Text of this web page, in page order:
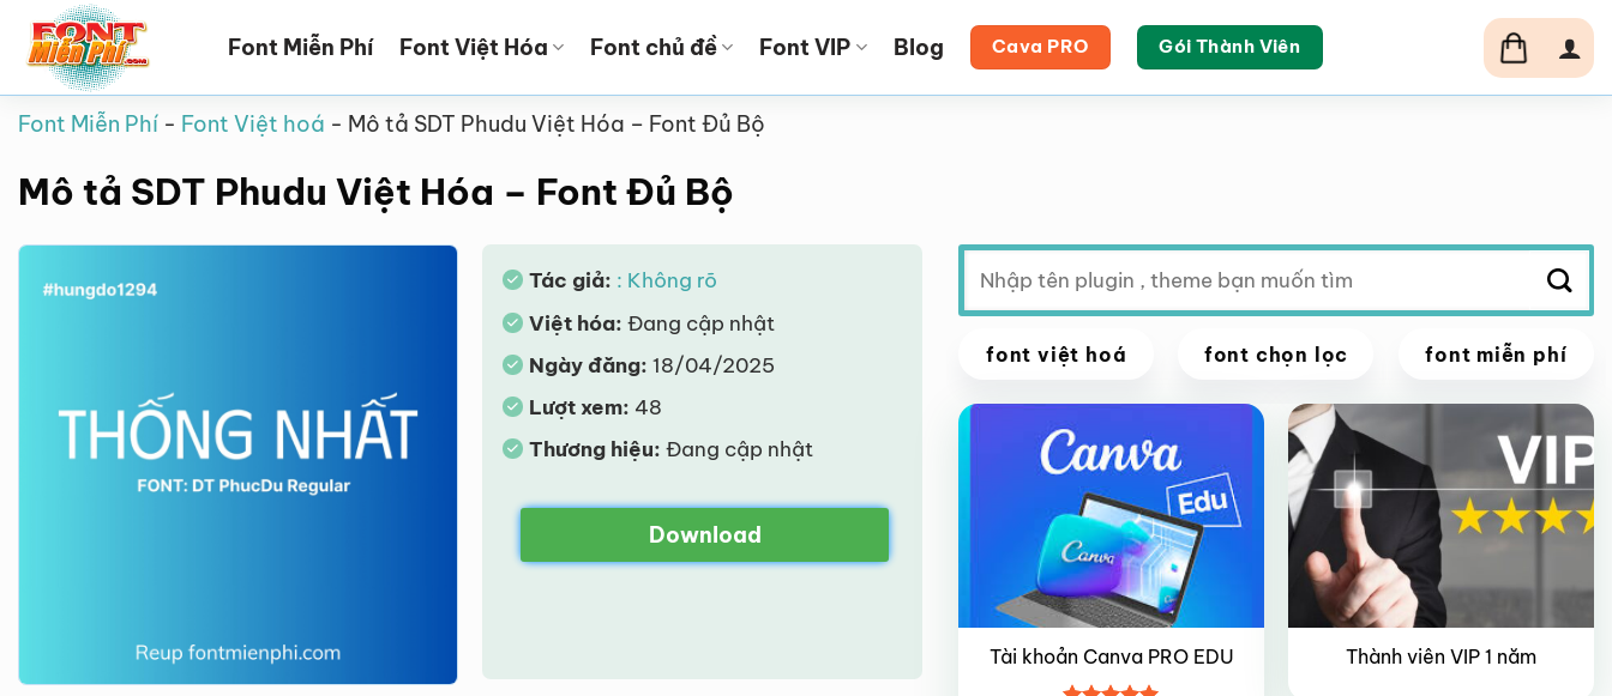
qua
dung
Font Miễn Phí Font Việt Hóa Font chủ đề Font VIP Blog Cava PRO Gói Thành Viên
Font Miễn Phí - Font Việt hoá - Mô tả SDT Phudu Việt Hóa – Font Đủ Bộ
Mô tả SDT Phudu Việt Hóa – Font Đủ Bộ
Tác giả: : Không rõ
Việt hóa: Đang cập nhật
Ngày đăng: 18/04/2025
Lượt xem: 48
Thương hiệu: Đang cập nhật
Download
Tìm
kiếm:
font việt hoá font chọn lọc font miễn phí
Tài khoản Canva PRO EDU
Giảm giá!
Thành viên VIP 1 năm